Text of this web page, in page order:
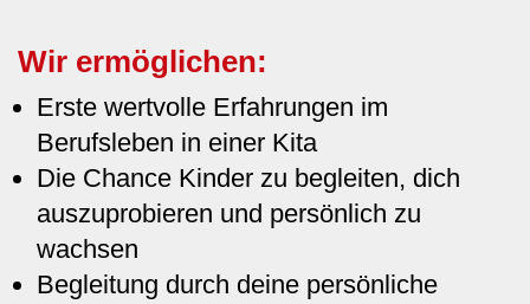
Wir ermöglichen:
Erste wertvolle Erfahrungen im
Berufsleben in einer Kita
Die Chance Kinder zu begleiten, dich
auszuprobieren und persönlich zu
wachsen
Begleitung durch deine persönliche